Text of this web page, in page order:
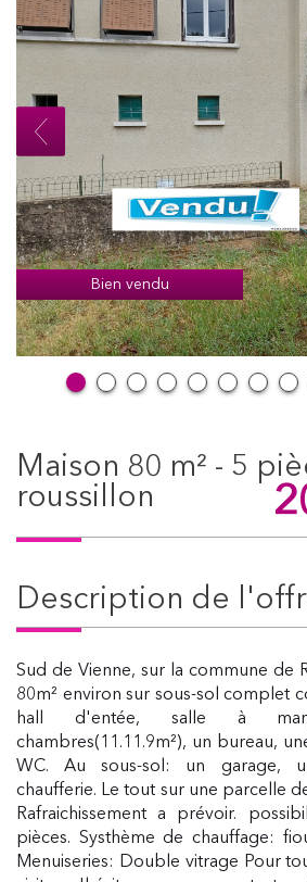
Bien vendu
maison 80 m² - 5 pièces -
roussillon
description de
Sud de Vienne, sur la commune de
80m² environ sur sous-sol complet
hall d'entée, salle à
chambres(11.11.9m²), un bureau,
WC. Au sous-sol: un garage,
chaufferie. Le tout sur une parcelle
Rafraichissement a prévoir.
pièces. Systhème de chauffage:
Menuiseries: Double vitrage Pour